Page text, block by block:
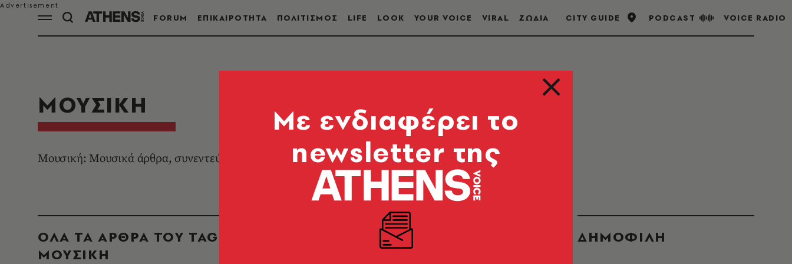
FORUM ΕΠΙΚΑΙΡΟΤΗΤΑ ΠΟΛΙΤΙΣΜΟΣ LIFE LOOK YOUR VOICE VIRAL ΖΩΔΙΑ CITY GUIDE PODCAST VOICE RADIO
ΜΟΥΣΙΚΗ
Μουσική: Μουσικά άρθρα, συνεντεύξεις, συναυλίες, live στην Ελλάδα και τον κόσμο.
ΟΛΑ ΤΑ ΑΡΘΡΑ ΤΟΥ TAG
ΜΟΥΣΙΚΗ
ΔΗΜΟΦΙΛΗ
Mε ενδιαφέρει το
newsletter της